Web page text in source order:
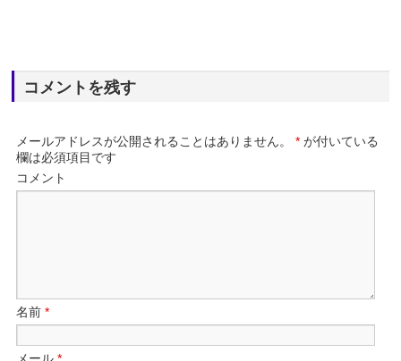
コメントを残す
メールアドレスが公開されることはありません。 * が付いている
欄は必須項目です
コメント
名前*